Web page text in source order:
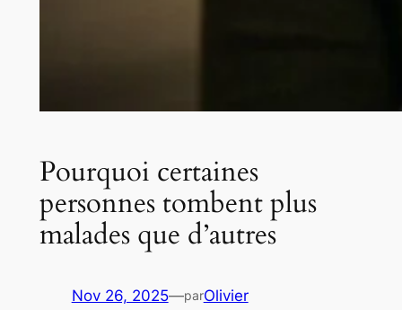
Pourquoi certaines
personnes tombent plus
malades que d’autres
Nov 26, 2025—parOlivier